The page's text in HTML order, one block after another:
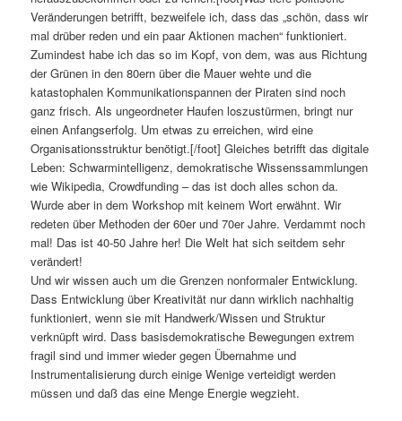
Veränderungen betrifft, bezweifele ich, dass das „schön, dass wir
mal drüber reden und ein paar Aktionen machen“ funktioniert.
Zumindest habe ich das so im Kopf, von dem, was aus Richtung
der Grünen in den 80ern über die Mauer wehte und die
katastophalen Kommunikationspannen der Piraten sind noch
ganz frisch. Als ungeordneter Haufen loszustürmen, bringt nur
einen Anfangserfolg. Um etwas zu erreichen, wird eine
Organisationsstruktur benötigt.[/foot] Gleiches betrifft das digitale
Leben: Schwarmintelligenz, demokratische Wissenssammlungen
wie Wikipedia, Crowdfunding – das ist doch alles schon da.
Wurde aber in dem Workshop mit keinem Wort erwähnt. Wir
redeten über Methoden der 60er und 70er Jahre. Verdammt noch
mal! Das ist 40-50 Jahre her! Die Welt hat sich seitdem sehr
verändert!
Und wir wissen auch um die Grenzen nonformaler Entwicklung.
Dass Entwicklung über Kreativität nur dann wirklich nachhaltig
funktioniert, wenn sie mit Handwerk/Wissen und Struktur
verknüpft wird. Dass basisdemokratische Bewegungen extrem
fragil sind und immer wieder gegen Übernahme und
Instrumentalisierung durch einige Wenige verteidigt werden
müssen und daß das eine Menge Energie wegzieht.